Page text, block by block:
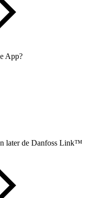
App?
later de Danfoss Link™